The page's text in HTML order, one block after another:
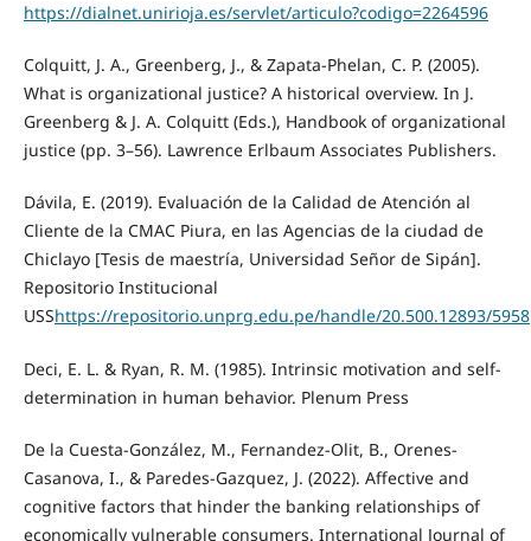
https://dialnet.unirioja.es/servlet/articulo?codigo=2264596
Colquitt, J. A., Greenberg, J., & Zapata-Phelan, C. P. (2005).
What is organizational justice? A historical overview. In J.
Greenberg & J. A. Colquitt (Eds.), Handbook of organizational
justice (pp. 3–56). Lawrence Erlbaum Associates Publishers.
Dávila, E. (2019). Evaluación de la Calidad de Atención al
Cliente de la CMAC Piura, en las Agencias de la ciudad de
Chiclayo [Tesis de maestría, Universidad Señor de Sipán].
Repositorio Institucional
USShttps://repositorio.unprg.edu.pe/handle/20.500.12893/5958
Deci, E. L. & Ryan, R. M. (1985). Intrinsic motivation and self-
determination in human behavior. Plenum Press
De la Cuesta-González, M., Fernandez-Olit, B., Orenes-
Casanova, I., & Paredes-Gazquez, J. (2022). Affective and
cognitive factors that hinder the banking relationships of
economically vulnerable consumers. International Journal of